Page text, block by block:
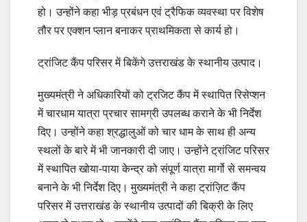
हो। उन्होंने कहा भीड़ प्रबंधन एवं ट्रैफिक व्यवस्था पर विशेष
तौर पर एक्शन प्लान बनाकर प्राथमिकता से कार्य हो।
ट्रांजिट कैंप परिसर में बिकेंगे उत्तराखंड के स्थानीय उत्पाद।
मुख्यमंत्री ने अधिकारियों को ट्रजिट कैंप में स्थापित रिसेप्शन
में चारधाम यात्रा प्रचार सामग्री उपलब्ध कराने के भी निर्देश
दिए। उन्होंने कहा श्रद्धालुओं को चार धाम के साथ ही अन्य
स्थलों के बारे में भी जानकारी दी जाए। उन्होंने ट्रांजिट परिसर
में स्थापित खोया-पाया केन्द्र को संपूर्ण यात्रा मार्गो से समन्वय
बनाने के भी निर्देश दिए। मुख्यमंत्री ने कहा ट्रांज़िट कैंप
परिसर में उत्तराखंड के स्थानीय उत्पादों की बिक्री के लिए